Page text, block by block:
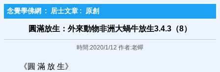
念覺學佛網 : 居士文章 : 原創
圓滿放生：外來動物非洲大蝸牛放生3.4.3（8）
時間:2020/1/12 作者:老蟬
《圓 滿 放 生》